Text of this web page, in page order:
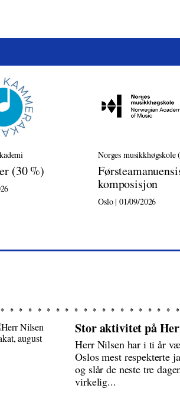
(30 %)
Norges musikkhøgskole
komposisjon
Oslo | 01/09/2026
Stor aktivitet på
Herr Nilsen har i ti år
Oslos mest respekterte
og slår de neste tre
virkelig...